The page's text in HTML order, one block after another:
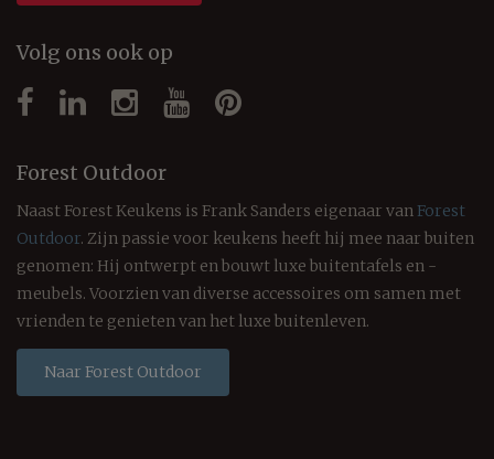
Volg ons ook op
Forest Outdoor
Naast Forest Keukens is Frank Sanders eigenaar van Forest
Outdoor. Zijn passie voor keukens heeft hij mee naar buiten
genomen: Hij ontwerpt en bouwt luxe buitentafels en -
meubels. Voorzien van diverse accessoires om samen met
vrienden te genieten van het luxe buitenleven.
Naar Forest Outdoor